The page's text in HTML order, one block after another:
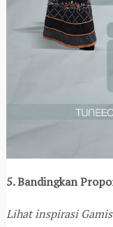
5. Bandingkan
Lihat inspirasi